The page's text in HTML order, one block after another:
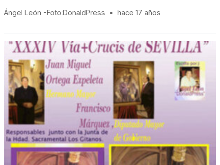
Ángel León -Foto:DonaldPress • hace 17 años